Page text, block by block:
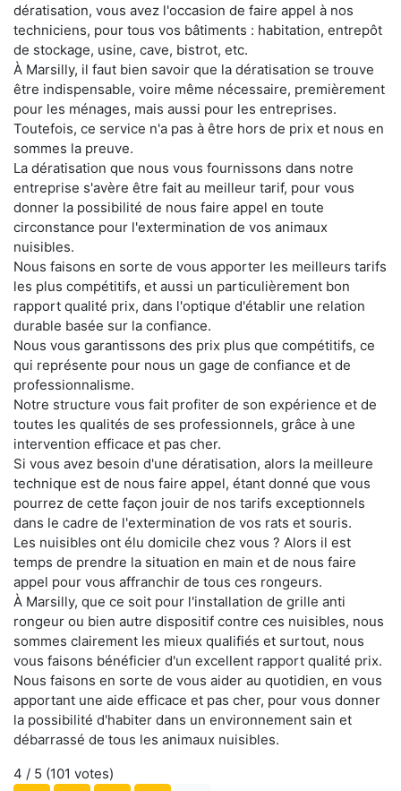
dératisation, vous avez l'occasion de faire appel à nos
techniciens, pour tous vos bâtiments : habitation, entrepôt
de stockage, usine, cave, bistrot, etc.
À Marsilly, il faut bien savoir que la dératisation se trouve
être indispensable, voire même nécessaire, premièrement
pour les ménages, mais aussi pour les entreprises.
Toutefois, ce service n'a pas à être hors de prix et nous en
sommes la preuve.
La dératisation que nous vous fournissons dans notre
entreprise s'avère être fait au meilleur tarif, pour vous
donner la possibilité de nous faire appel en toute
circonstance pour l'extermination de vos animaux
nuisibles.
Nous faisons en sorte de vous apporter les meilleurs tarifs
les plus compétitifs, et aussi un particulièrement bon
rapport qualité prix, dans l'optique d'établir une relation
durable basée sur la confiance.
Nous vous garantissons des prix plus que compétitifs, ce
qui représente pour nous un gage de confiance et de
professionnalisme.
Notre structure vous fait profiter de son expérience et de
toutes les qualités de ses professionnels, grâce à une
intervention efficace et pas cher.
Si vous avez besoin d'une dératisation, alors la meilleure
technique est de nous faire appel, étant donné que vous
pourrez de cette façon jouir de nos tarifs exceptionnels
dans le cadre de l'extermination de vos rats et souris.
Les nuisibles ont élu domicile chez vous ? Alors il est
temps de prendre la situation en main et de nous faire
appel pour vous affranchir de tous ces rongeurs.
À Marsilly, que ce soit pour l'installation de grille anti
rongeur ou bien autre dispositif contre ces nuisibles, nous
sommes clairement les mieux qualifiés et surtout, nous
vous faisons bénéficier d'un excellent rapport qualité prix.
Nous faisons en sorte de vous aider au quotidien, en vous
apportant une aide efficace et pas cher, pour vous donner
la possibilité d'habiter dans un environnement sain et
débarrassé de tous les animaux nuisibles.
4 / 5 (101 votes)